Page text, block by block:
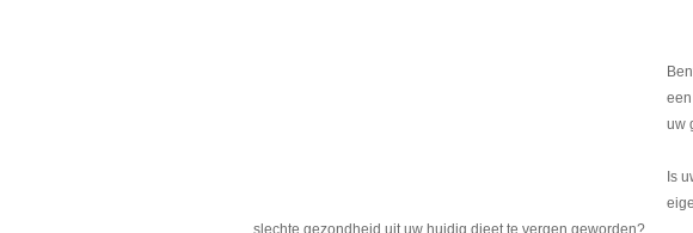
uw
Is
slechte gezondheid uit uw huidig dieet te vergen geworden?